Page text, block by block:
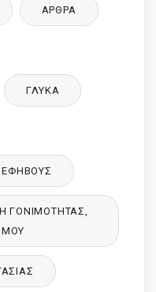
ΑΡΘΡΑ
ΓΛΥΚΑ
ΕΦΉΒΟΥΣ
ΓΟΝΙΜΌΤΗΤΑΣ,